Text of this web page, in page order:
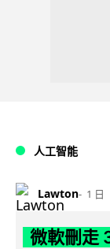
人工智能
Lawton 1 日
微軟刪走